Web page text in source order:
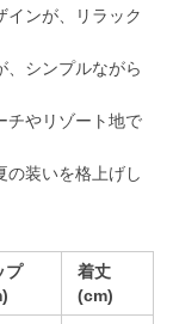
インが、リラック
、シンプルながら
チやリゾート地で
の装いを格上げし
プ
着丈
(cm)